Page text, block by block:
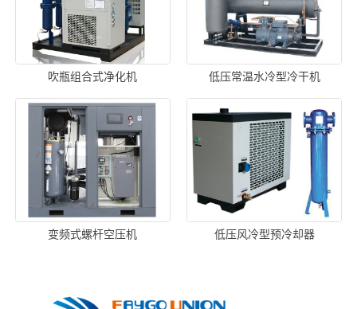
吹瓶组合式净化机 低压常温水冷型冷干机
变频式螺杆空压机 低压风冷型预冷却器